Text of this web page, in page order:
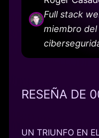
Full stack
miembro
RESEÑA DE
UN TRIUNFO EN